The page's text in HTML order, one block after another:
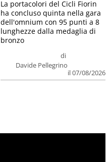
di
Davide Pellegrino
il 07/08/2026
La portacolori del Cicli Fiorin
ha concluso quinta nella gara
dell'omnium con 95 punti a 8
lunghezze dalla medaglia di
bronzo